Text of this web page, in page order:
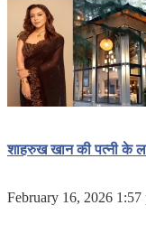
शाहरुख खान की पत्नी के
February 16, 2026 1:57